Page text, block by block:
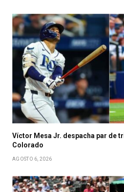
Víctor Mesa Jr. despacha par de
Colorado
AGOSTO 6, 2026